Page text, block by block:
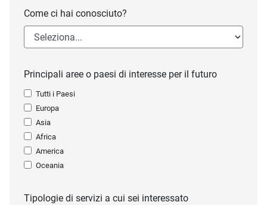
Come ci hai conosciuto?
Principali aree o paesi di interesse per il futuro
Tutti i Paesi
Europa
Asia
Africa
America
Oceania
Tipologie di servizi a cui sei interessato